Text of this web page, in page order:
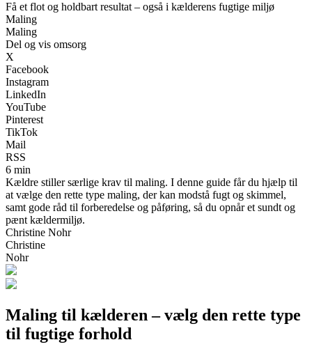
Få et flot og holdbart resultat – også i kælderens fugtige miljø
Maling
Maling
Del og vis omsorg
X
Facebook
Instagram
LinkedIn
YouTube
Pinterest
TikTok
Mail
RSS
6 min
Kældre stiller særlige krav til maling. I denne guide får du hjælp til
at vælge den rette type maling, der kan modstå fugt og skimmel,
samt gode råd til forberedelse og påføring, så du opnår et sundt og
pænt kældermiljø.
Christine Nohr
Christine
Nohr
Maling til kælderen – vælg den rette type
til fugtige forhold